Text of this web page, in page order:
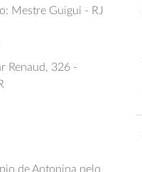
Mestre Guigui - RJ
Renaud, 326 -
de Antonina pelo